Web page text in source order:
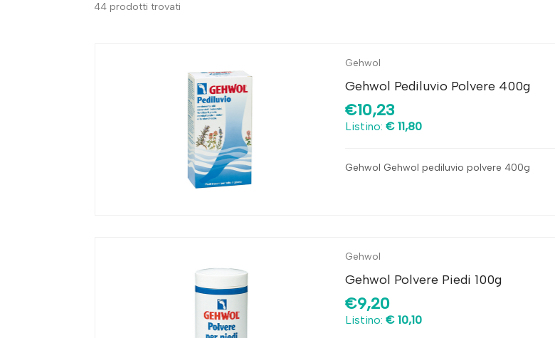
44 prodotti trovati
Gehwol
Gehwol Pediluvio Polvere 400g
€10,23
Listino: € 11,80
Gehwol Gehwol pediluvio polvere 400g
Gehwol
Gehwol Polvere Piedi 100g
€9,20
Listino: € 10,10